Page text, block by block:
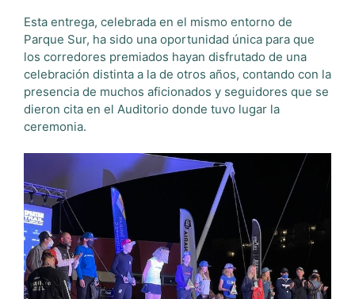
Esta entrega, celebrada en el mismo entorno de
Parque Sur, ha sido una oportunidad única para que
los corredores premiados hayan disfrutado de una
celebración distinta a la de otros años, contando con la
presencia de muchos aficionados y seguidores que se
dieron cita en el Auditorio donde tuvo lugar la
ceremonia.